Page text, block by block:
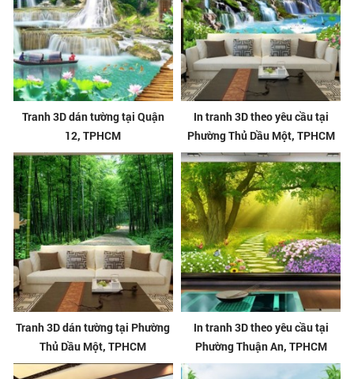
Tranh 3D dán tường tại Quận
12, TPHCM
In tranh 3D theo yêu cầu tại
Phường Thủ Dầu Một, TPHCM
Tranh 3D dán tường tại Phường
Thủ Dầu Một, TPHCM
In tranh 3D theo yêu cầu tại
Phường Thuận An, TPHCM